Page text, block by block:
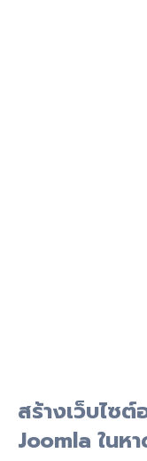
สร้างเว็บไซ
Joomla ในห